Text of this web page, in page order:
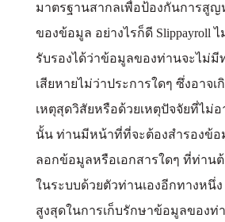
มาตรฐานสากลเพื่อป้องกันการสูญ
ของข้อมูล อย่างไรก็ดี Slippayroll
รับรองได้ว่าข้อมูลของท่านจะไม่
เสียหายไม่ว่าประการใดๆ ซึ่งอาจเ
เหตุสุดวิสัยหรือด้วยเหตุปัจจัยที่ไม่อ
นั้น ท่านมีหน้าที่ที่จะต้องสำรองข้
ลอกข้อมูลหรือเอกสารใดๆ ที่ท่านต้
ในระบบด้วยตัวท่านเองอีกทางหนึ่
สูงสุดในการเก็บรักษาข้อมูลของท่า